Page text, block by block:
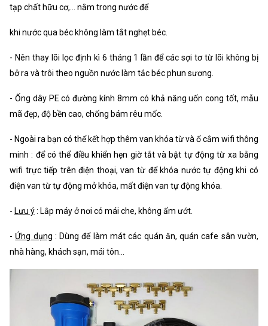
tạp chất hữu cơ,… nằm trong nước để
khi nước qua béc không làm tắt nghẹt béc.
- Nên thay lõi lọc định kì 6 tháng 1 lần để các sợi tơ từ lõi không bị
bở ra và trôi theo nguồn nước làm tắc béc phun sương.
- Ống dây PE có đường kính 8mm có khả năng uốn cong tốt, mẫu
mã đẹp, độ bền cao, chống bám rêu mốc.
- Ngoài ra bạn có thể kết hợp thêm van khóa từ và ổ cắm wifi thông
minh : để có thể điều khiển hẹn giờ tắt và bật tự động từ xa bằng
wifi trực tiếp trên điện thoại, van từ để khóa nước tự động khi có
điện van từ tự động mở khóa, mất điện van tự động khóa.
- Lưu ý: Lắp máy ở nơi có mái che, không ẩm ướt.
- Ứng dụng : Dùng để làm mát các quán ăn, quán cafe sân vườn,
nhà hàng, khách sạn, mái tôn...